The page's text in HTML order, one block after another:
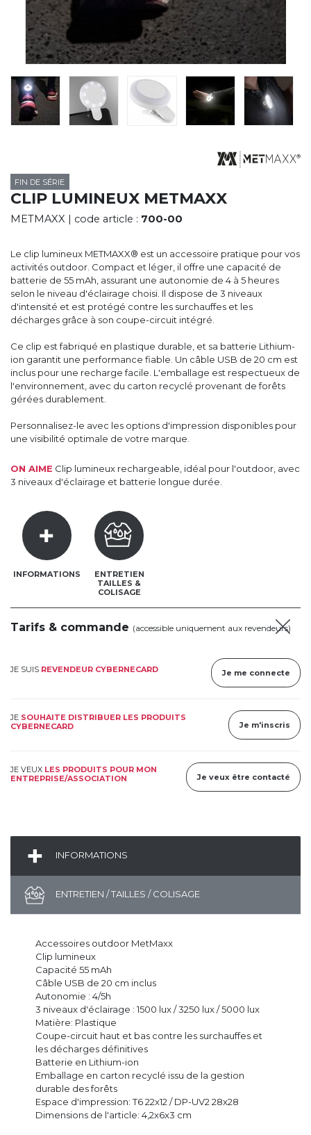
LA SOCIÉTÉ
SERVICES
ROADSHOWS, FORUM DES EXPERTS
MARQUES & CERTIFICATS
TECHNIQUES MARQUAGE
BLOG
FIN DE SÉRIE
CLIP LUMINEUX METMAXX
METMAXX | code article : 700-00
Le clip lumineux METMAXX® est un accessoire pratique pour vos
activités outdoor. Compact et léger, il offre une capacité de
batterie de 55 mAh, assurant une autonomie de 4 à 5 heures
selon le niveau d'éclairage choisi. Il dispose de 3 niveaux
d'intensité et est protégé contre les surchauffes et les
décharges grâce à son coupe-circuit intégré.
Ce clip est fabriqué en plastique durable, et sa batterie Lithium-
ion garantit une performance fiable. Un câble USB de 20 cm est
inclus pour une recharge facile. L'emballage est respectueux de
l'environnement, avec du carton recyclé provenant de forêts
gérées durablement.
Personnalisez-le avec les options d'impression disponibles pour
une visibilité optimale de votre marque.
ON AIME Clip lumineux rechargeable, idéal pour l'outdoor, avec
3 niveaux d'éclairage et batterie longue durée.
INFORMATIONS
ENTRETIEN
TAILLES &
COLISAGE
Tarifs & commande (accessible uniquement aux revendeurs)
JE SUIS REVENDEUR CYBERNECARD Je me connecte
JE SOUHAITE DISTRIBUER LES PRODUITS
CYBERNECARD
Je m'inscris
JE VEUX LES PRODUITS POUR MON
ENTREPRISE/ASSOCIATION
Je veux être contacté
INFORMATIONS
ENTRETIEN / TAILLES / COLISAGE
Accessoires outdoor MetMaxx
Clip lumineux
Capacité 55 mAh
Câble USB de 20 cm inclus
Autonomie : 4/5h
3 niveaux d'éclairage : 1500 lux / 3250 lux / 5000 lux
Matière: Plastique
Coupe-circuit haut et bas contre les surchauffes et
les décharges définitives
Batterie en Lithium-ion
Emballage en carton recyclé issu de la gestion
durable des forêts
Espace d'impression: T6 22x12 / DP-UV2 28x28
Dimensions de l'article: 4,2x6x3 cm